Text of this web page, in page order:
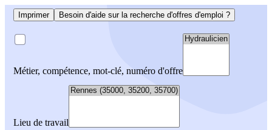
Imprimer Besoin d'aide sur la recherche d'offres d'emploi ?
Métier, compétence, mot-clé, numéro d'offre
Lieu de travail